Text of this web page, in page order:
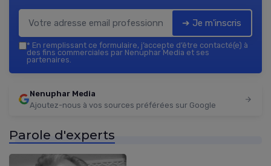
➔ Je m'inscris
* En remplissant ce formulaire, j’accepte d’être contacté(e) à
des fins commerciales par Nenuphar Media et ses
partenaires.
Nenuphar Media
Ajoutez-nous à vos sources préférées sur Google
Parole d'experts